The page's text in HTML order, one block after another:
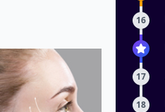
16
17
18